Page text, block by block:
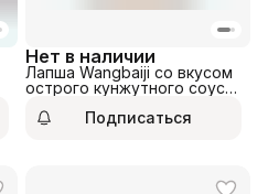
Нет в наличии
Лапша Wangbaiji со вкусом
острого кунжутного соуса
Подписаться